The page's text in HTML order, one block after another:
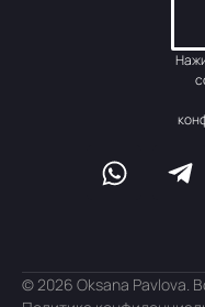
© 2026 Oksana Pavlova.